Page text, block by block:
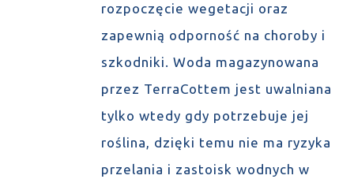
rozpoczęcie wegetacji oraz
zapewnią odporność na choroby i
szkodniki. Woda magazynowana
przez TerraCottem jest uwalniana
tylko wtedy gdy potrzebuje jej
roślina, dzięki temu nie ma ryzyka
przelania i zastoisk wodnych w